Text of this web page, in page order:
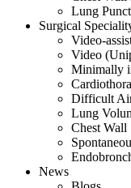
Lung
Surgical
Video-
Video
Minimally
Difficult
Lung
Chest Wall
News